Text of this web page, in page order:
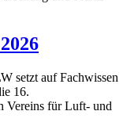
setzt auf Fachwissen
16.
Vereins für Luft- und